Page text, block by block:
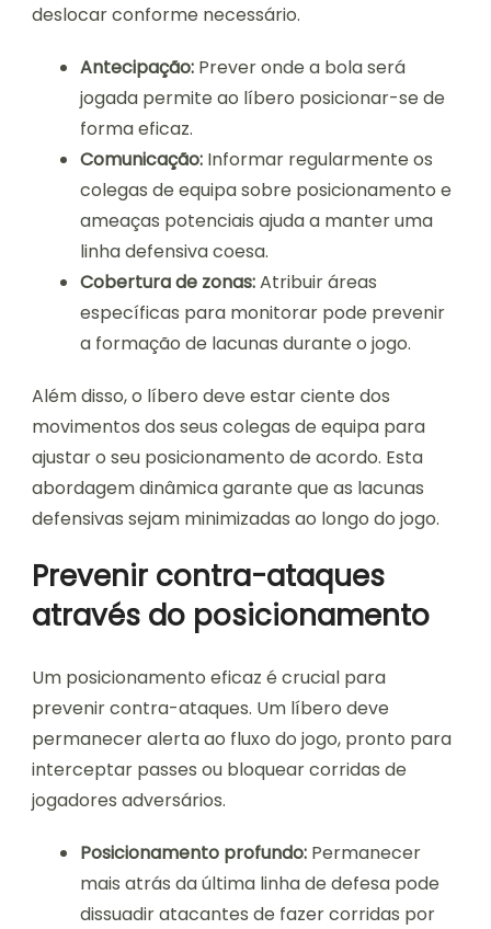
deslocar conforme necessário.
Antecipação: Prever onde a bola será
jogada permite ao líbero posicionar-se de
forma eficaz.
Comunicação: Informar regularmente os
colegas de equipa sobre posicionamento e
ameaças potenciais ajuda a manter uma
linha defensiva coesa.
Cobertura de zonas:Atribuir áreas
específicas para monitorar pode prevenir
a formação de lacunas durante o jogo.
Além disso, o líbero deve estar ciente dos
movimentos dos seus colegas de equipa para
ajustar o seu posicionamento de acordo. Esta
abordagem dinâmica garante que as lacunas
defensivas sejam minimizadas ao longo do jogo.
Prevenir contra-ataques
através do posicionamento
Um posicionamento eficaz é crucial para
prevenir contra-ataques. Um líbero deve
permanecer alerta ao fluxo do jogo, pronto para
interceptar passes ou bloquear corridas de
jogadores adversários.
Posicionamento profundo: Permanecer
mais atrás da última linha de defesa pode
dissuadir atacantes de fazer corridas por